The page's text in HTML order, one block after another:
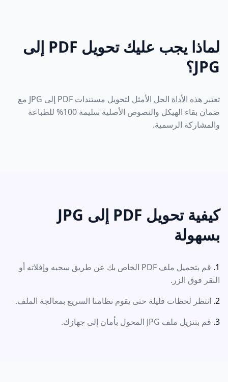
لماذا يجب عليك تحويل PDF إلى
JPG؟
تعتبر هذه الأداة الحل الأمثل لتحويل مستندات PDF إلى JPG مع
ضمان بقاء الهيكل والنصوص الأصلية سليمة 100% للطباعة
والمشاركة الرسمية.
كيفية تحويل PDF إلى JPG
بسهولة
قم بتحميل ملف PDF الخاص بك عن طريق سحبه وإفلاته أو
النقر فوق الزر.
انتظر لحظات قليلة حتى يقوم نظامنا السريع بمعالجة الملف.
قم بتنزيل ملف JPG المحول بأمان إلى جهازك.